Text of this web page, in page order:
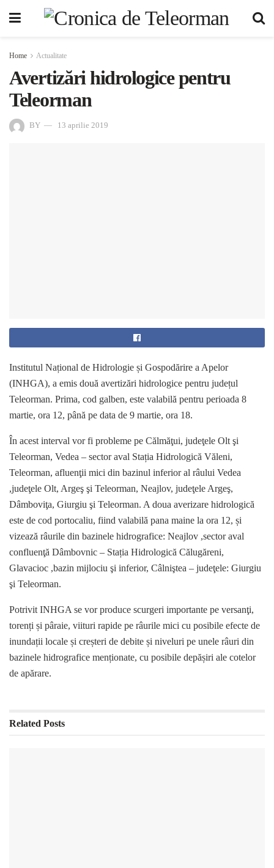
Home Actualitate
Avertizări hidrologice pentru
Teleorman
BY 13 aprilie 2019
Institutul Național de Hidrologie și Gospodărire a Apelor
(INHGA), a emis două avertizări hidrologice pentru județul
Teleorman. Prima, cod galben, este valabilă pentru perioada 8
martie, ora 12, până pe data de 9 martie, ora 18.
În acest interval vor fi probleme pe Călmăţui, judeţele Olt şi
Teleorman, Vedea – sector aval Stația Hidrologică Văleni,
Teleorman, afluenţii mici din bazinul inferior al râului Vedea
,judeţele Olt, Argeş şi Teleorman, Neajlov, judeţele Argeş,
Dâmboviţa, Giurgiu şi Teleorman. A doua averizare hidrologică
este de cod portocaliu, fiind valabilă pana maine la ora 12, și
vizează râurile din bazinele hidrografice: Neajlov ,sector aval
confluenţă Dâmbovnic – Stația Hidrologică Călugăreni,
Glavacioc ,bazin mijlociu şi inferior, Câlniştea – judeţele: Giurgiu
şi Teleorman.
Potrivit INHGA se vor produce scurgeri importante pe versanţi,
torenți și pâraie, viituri rapide pe râurile mici cu posibile efecte de
inundații locale și creșteri de debite și niveluri pe unele râuri din
bazinele hidrografice menționate, cu posibile depășiri ale cotelor
de apărare.
Related Posts